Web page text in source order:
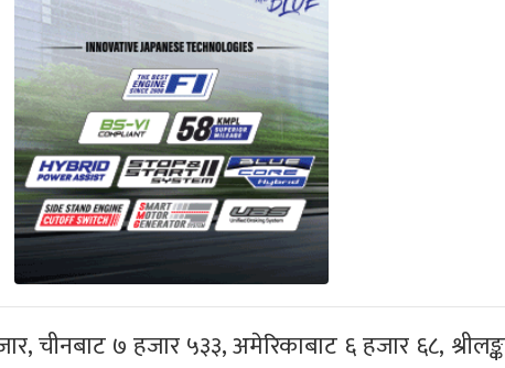
चीनबाट ७ हजार ५३३, अमेरिकाबाट ६ हजार ६८,